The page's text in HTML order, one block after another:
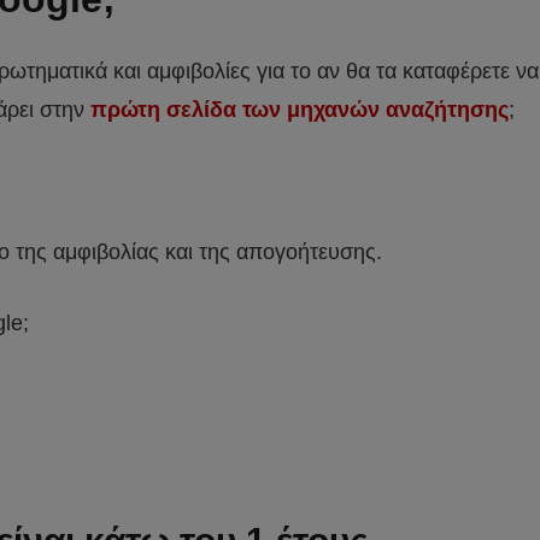
και αμφιβολίες για το αν θα τα καταφέρετε να
στην πρώτη σελίδα των μηχανών αναζήτησης;
αμφιβολίας και της απογοήτευσης.